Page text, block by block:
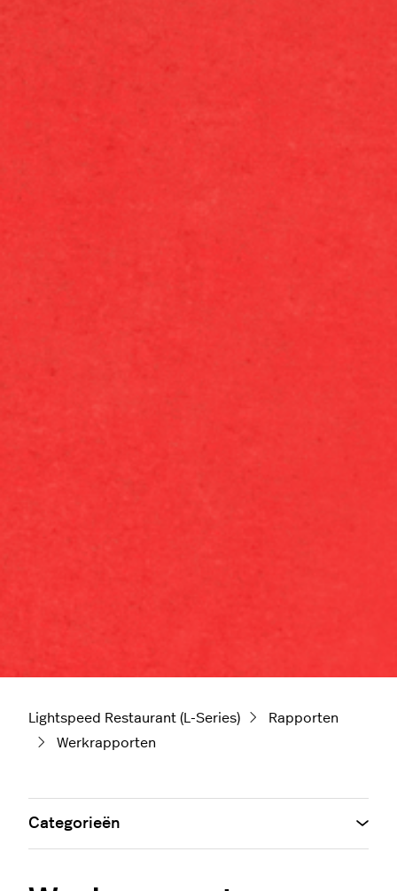
Lightspeed Restaurant (L-Series)
Rapporten
Werkrapporten
Categorieën